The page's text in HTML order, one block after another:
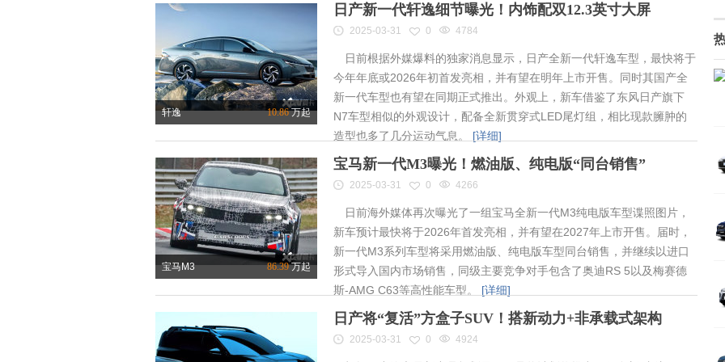
轩逸 10.86万起
日产新一代轩逸细节曝光！内饰配双12.3英寸大屏
2025-03-31 0 4784
日前根据外媒爆料的独家消息显示，日产全新一代轩逸车型，最快将于
今年年底或2026年初首发亮相，并有望在明年上市开售。同时其国产全
新一代车型也有望在同期正式推出。外观上，新车借鉴了东风日产旗下
N7车型相似的外观设计，配备全新贯穿式LED尾灯组，相比现款臃肿的
造型也多了几分运动气息。 [详细]
宝马M3 86.39万起
宝马新一代M3曝光！燃油版、纯电版“同台销售”
2025-03-31 0 4266
日前海外媒体再次曝光了一组宝马全新一代M3纯电版车型谍照图片，
新车预计最快将于2026年首发亮相，并有望在2027年上市开售。届时，
新一代M3系列车型将采用燃油版、纯电版车型同台销售，并继续以进口
形式导入国内市场销售，同级主要竞争对手包含了奥迪RS 5以及梅赛德
斯-AMG C63等高性能车型。 [详细]
日产将“复活”方盒子SUV！搭新动力+非承载式架构
2025-03-31 0 4924